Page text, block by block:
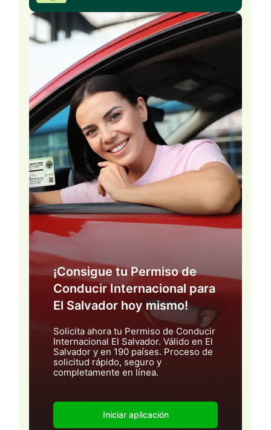
¡Consigue tu Permiso de
Conducir Internacional para
El Salvador hoy mismo!
Solicita ahora tu Permiso de Conducir
Internacional El Salvador. Válido en El
Salvador y en 190 países. Proceso de
solicitud rápido, seguro y
completamente en línea.
Iniciar aplicación